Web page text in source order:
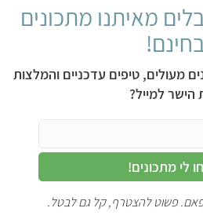
קשיו או בקרם קוקוס (פירוט
באפשרויות הגיוון).
מאיתנו מתכונים
מעולים, טיפים עדכניים והמלצות
הישר למייל?
לי מתכונים!